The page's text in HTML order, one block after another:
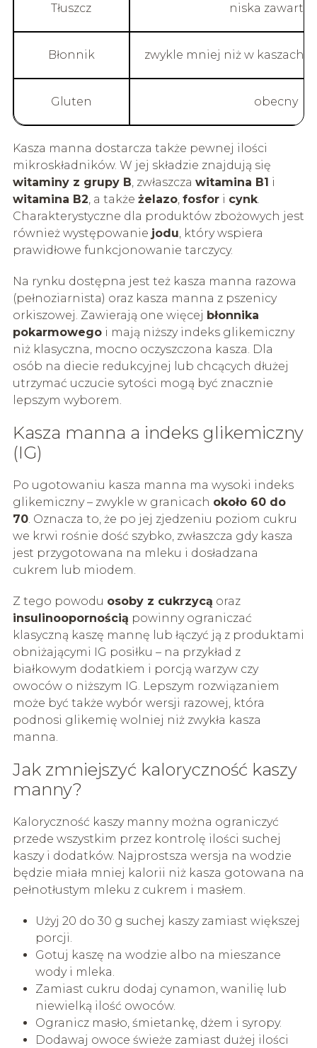
Tłuszcz niska
Błonnik zwykle mniej niż w kaszach
Gluten obecny
Kasza manna dostarcza także pewnej ilości
mikroskładników. W jej składzie znajdują się
witaminy z grupy B , zwłaszcza witamina B1 i
witamina B2 , a także żelazo, fosfori cynk.
Charakterystyczne dla produktów zbożowych jest
również występowanie jodu , który wspiera
prawidłowe funkcjonowanie tarczycy.
Na rynku dostępna jest też kasza manna razowa
(pełnoziarnista) oraz kasza manna z pszenicy
orkiszowej. Zawierają one więcej błonnika
pokarmowegoi mają niższy indeks glikemiczny
niż klasyczna, mocno oczyszczona kasza. Dla
osób na diecie redukcyjnej lub chcących dłużej
utrzymać uczucie sytości mogą być znacznie
lepszym wyborem.
Kasza manna a indeks glikemiczny
(IG)
Po ugotowaniu kasza manna ma wysoki indeks
glikemiczny – zwykle w granicach około 60 do
70. Oznacza to, że po jej zjedzeniu poziom cukru
we krwi rośnie dość szybko, zwłaszcza gdy kasza
jest przygotowana na mleku i dosładzana
cukrem lub miodem.
Z tego powodu osoby z cukrzycą oraz
insulinoopornością powinny ograniczać
klasyczną kaszę mannę lub łączyć ją z produktami
obniżającymi IG posiłku – na przykład z
białkowym dodatkiem i porcją warzyw czy
owoców o niższym IG. Lepszym rozwiązaniem
może być także wybór wersji razowej, która
podnosi glikemię wolniej niż zwykła kasza
manna.
Jak zmniejszyć kaloryczność kaszy
manny?
Kaloryczność kaszy manny można ograniczyć
przede wszystkim przez kontrolę ilości suchej
kaszy i dodatków. Najprostsza wersja na wodzie
będzie miała mniej kalorii niż kasza gotowana na
pełnotłustym mleku z cukrem i masłem.
Użyj 20 do 30 g suchej kaszy zamiast większej
porcji.
Gotuj kaszę na wodzie albo na mieszance
wody i mleka.
Zamiast cukru dodaj cynamon, wanilię lub
niewielką ilość owoców.
Ogranicz masło, śmietankę, dżem i syropy.
Dodawaj owoce świeże zamiast dużej ilości